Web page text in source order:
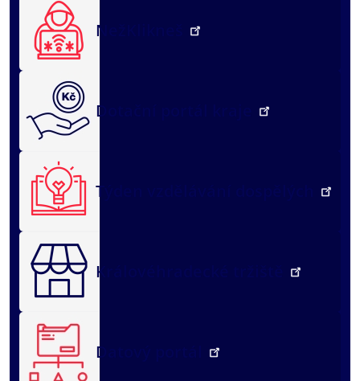
NežKlikneš
Dotační portál kraje
Týden vzdělávání dospělých
Královéhradecké tržiště
Datový portál